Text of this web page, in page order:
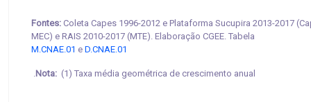
Fontes: Coleta Capes 1996-2012 e Plataforma Sucupira 2013-2017
MEC) e RAIS 2010-2017 (MTE). Elaboração CGEE. Tabela
M.CNAE.01 e D.CNAE.01
Nota: (1) Taxa média geométrica de crescimento anual.